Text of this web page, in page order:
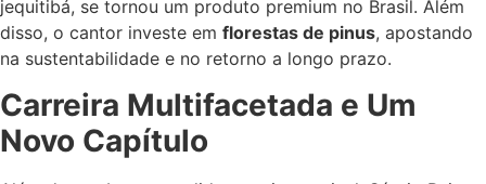
jequitibá, se tornou um produto premium no Brasil. Além
disso, o cantor investe em florestas de pinus, apostando
na sustentabilidade e no retorno a longo prazo.
Carreira Multifacetada e Um
Novo Capítulo